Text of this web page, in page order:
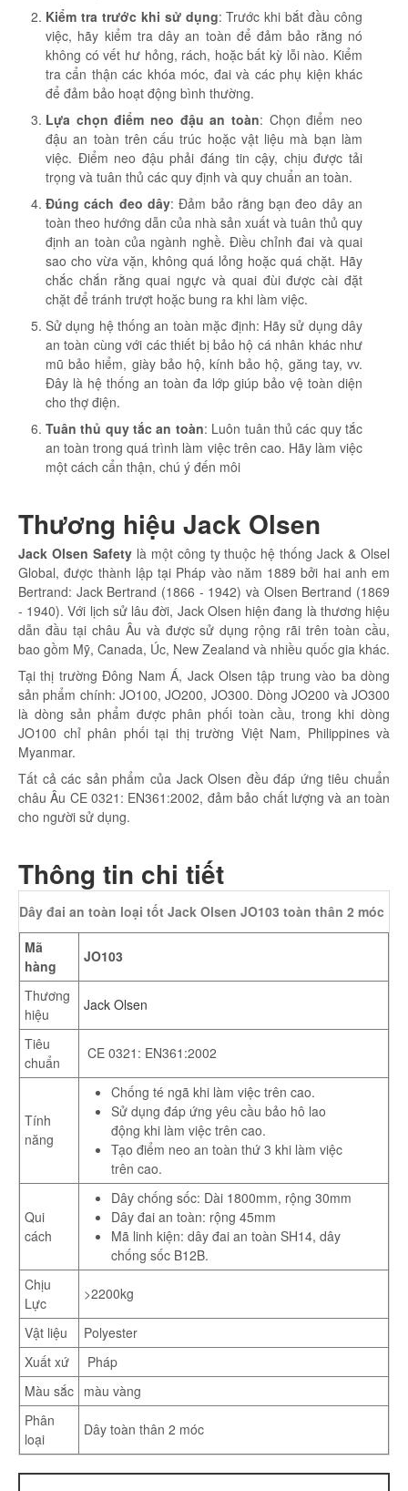
Kiểm tra trước khi sử dụng: Trước khi bắt đầu công
việc, hãy kiểm tra dây an toàn để đảm bảo rằng nó
không có vết hư hỏng, rách, hoặc bất kỳ lỗi nào. Kiểm
tra cẩn thận các khóa móc, đai và các phụ kiện khác
để đảm bảo hoạt động bình thường.
Lựa chọn điểm neo đậu an toàn: Chọn điểm neo
đậu an toàn trên cấu trúc hoặc vật liệu mà bạn làm
việc. Điểm neo đậu phải đáng tin cậy, chịu được tải
trọng và tuân thủ các quy định và quy chuẩn an toàn.
Đúng cách đeo dây: Đảm bảo rằng bạn đeo dây an
toàn theo hướng dẫn của nhà sản xuất và tuân thủ quy
định an toàn của ngành nghề. Điều chỉnh đai và quai
sao cho vừa vặn, không quá lỏng hoặc quá chặt. Hãy
chắc chắn rằng quai ngực và quai đùi được cài đặt
chặt để tránh trượt hoặc bung ra khi làm việc.
Sử dụng hệ thống an toàn mặc định: Hãy sử dụng dây
an toàn cùng với các thiết bị bảo hộ cá nhân khác như
mũ bảo hiểm, giày bảo hộ, kính bảo hộ, găng tay, vv.
Đây là hệ thống an toàn đa lớp giúp bảo vệ toàn diện
cho thợ điện.
Tuân thủ quy tắc an toàn: Luôn tuân thủ các quy tắc
an toàn trong quá trình làm việc trên cao. Hãy làm việc
một cách cẩn thận, chú ý đến môi
Thương hiệu Jack Olsen
Jack Olsen Safety là một công ty thuộc hệ thống Jack & Olsel
Global, được thành lập tại Pháp vào năm 1889 bởi hai anh em
Bertrand: Jack Bertrand (1866 - 1942) và Olsen Bertrand (1869
- 1940). Với lịch sử lâu đời, Jack Olsen hiện đang là thương hiệu
dẫn đầu tại châu Âu và được sử dụng rộng rãi trên toàn cầu,
bao gồm Mỹ, Canada, Úc, New Zealand và nhiều quốc gia khác.
Tại thị trường Đông Nam Á, Jack Olsen tập trung vào ba dòng
sản phẩm chính: JO100, JO200, JO300. Dòng JO200 và JO300
là dòng sản phẩm được phân phối toàn cầu, trong khi dòng
JO100 chỉ phân phối tại thị trường Việt Nam, Philippines và
Myanmar.
Tất cả các sản phẩm của Jack Olsen đều đáp ứng tiêu chuẩn
châu Âu CE 0321: EN361:2002, đảm bảo chất lượng và an toàn
cho người sử dụng.
Thông tin chi tiết
Dây đai an toàn loại tốt Jack Olsen JO103 toàn thân 2 móc
Mã
hàng
JO103
Thương
hiệu
Jack Olsen
Tiêu
chuẩn
CE 0321: EN361:2002
Tính
năng
Chống té ngã khi làm việc trên cao.
Sử dụng đáp ứng yêu cầu bảo hô lao
động khi làm việc trên cao.
Tạo điểm neo an toàn thứ 3 khi làm việc
trên cao.
Qui
cách
Dây chống sốc: Dài 1800mm, rộng 30mm
Dây đai an toàn: rộng 45mm
Mã linh kiện: dây đai an toàn SH14, dây
chống sốc B12B.
Chịu
Lực
>2200kg
Vật liệu
Polyester
Xuất xứ
Pháp
Màu sắc màu vàng
Phân
loại
Dây toàn thân 2 móc